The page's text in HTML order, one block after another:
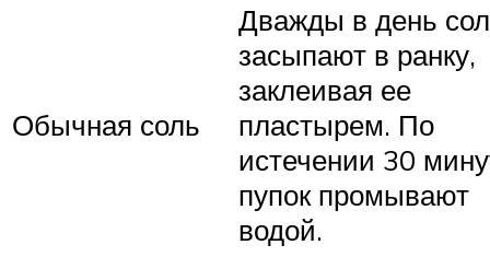
Обычная соль
Дважды в день
засыпают в ранку,
заклеивая ее
пластырем. По
истечении 30
пупок промывают
водой.